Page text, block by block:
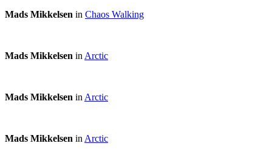
Mads Mikkelsen in Chaos Walking
Mads Mikkelsen in Arctic
Mads Mikkelsen in Arctic
Mads Mikkelsen in Arctic